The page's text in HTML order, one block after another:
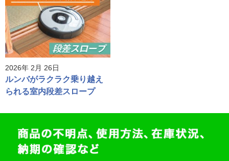
2026年 2月 26日
ルンバがラクラク乗り越え
られる室内段差スロープ